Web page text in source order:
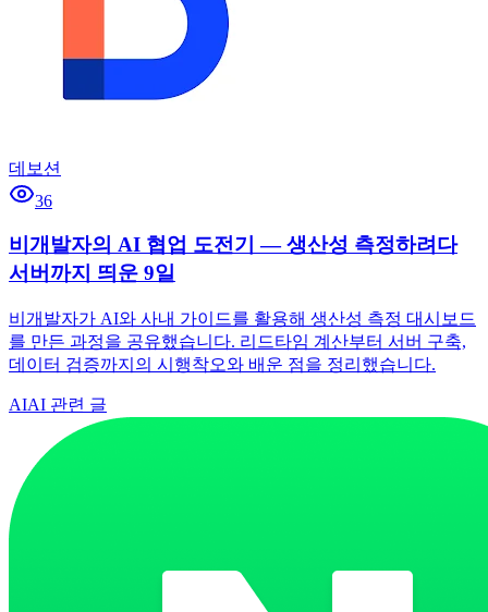
데보션
36
비개발자의 AI 협업 도전기 — 생산성 측정하려다
서버까지 띄운 9일
비개발자가 AI와 사내 가이드를 활용해 생산성 측정 대시보드
를 만든 과정을 공유했습니다. 리드타임 계산부터 서버 구축,
데이터 검증까지의 시행착오와 배운 점을 정리했습니다.
AIAI 관련 글